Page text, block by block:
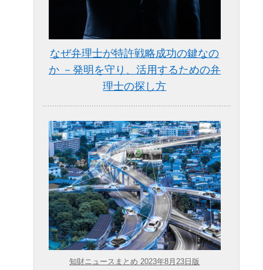
なぜ弁理士が特許戦略成功の鍵なの
か －発明を守り、活用するための弁
理士の探し方
知財ニュースまとめ 2023年8月23日版